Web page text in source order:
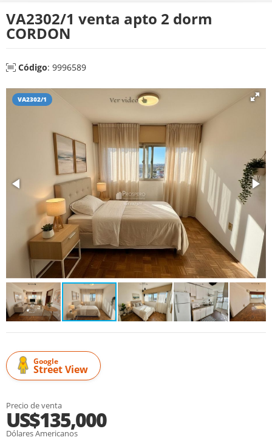
VA2302/1 venta apto 2 dorm
CORDON
Código: 9996589
VA2302/1
Google
Street View
Precio de venta
US$135,000
Dólares Americanos